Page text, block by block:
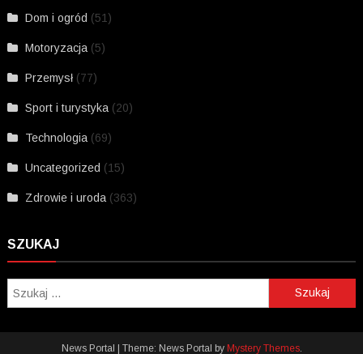
Dom i ogród (51)
Motoryzacja (5)
Przemysł (77)
Sport i turystyka (20)
Technologia (69)
Uncategorized (15)
Zdrowie i uroda (363)
SZUKAJ
Szukaj:
News Portal | Theme: News Portal by Mystery Themes.